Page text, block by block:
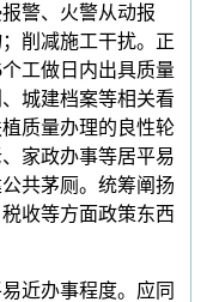
警、火警从动报
削减施工干扰。正
工做日内出具质量
城建档案等相关看
质量办理的良性轮
家政办事等居平易
共茅厕。统筹阐扬
收等方面政策东西
近办事程度。应同